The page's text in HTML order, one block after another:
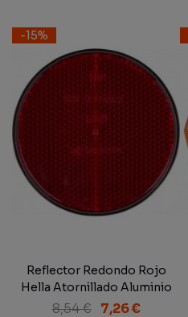
-15%
Reflector Redondo Rojo
Hella Atornillado Aluminio
85 mm
8,54 € 7,26 €